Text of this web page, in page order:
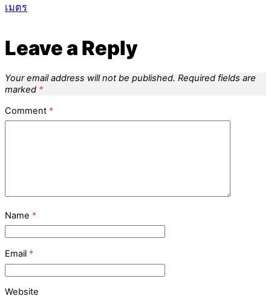
เมตร
Leave a Reply
Your email address will not be published. Required fields are
marked *
Comment *
Name *
Email *
Website